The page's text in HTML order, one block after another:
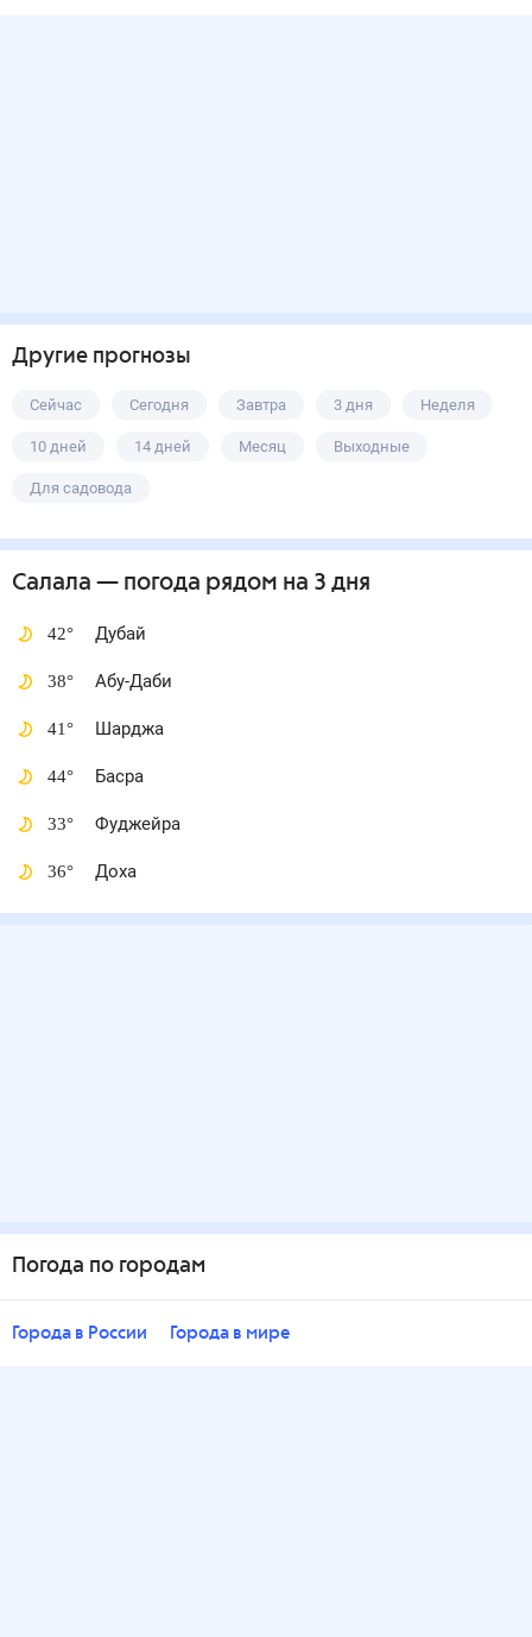
Другие прогнозы
Сейчас Сегодня Завтра 3 дня Неделя
10 дней 14 дней Месяц Выходные
Для садовода
Салала — погода рядом на 3 дня
42° Дубай
38° Абу-Даби
41° Шарджа
44° Басра
33° Фуджейра
36° Доха
Погода по городам
Города в России Города в мире